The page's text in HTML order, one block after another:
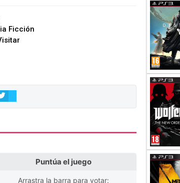
Ficción
Puntúa el juego
Arrastra la barra para votar: